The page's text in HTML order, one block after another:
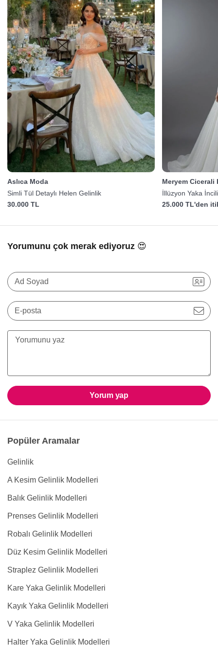
Aslıca Moda
Simli Tül Detaylı Helen Gelinlik
30.000 TL
Meryem Cicerali
İllüzyon Yaka
25.000 TL'den
Yorumunu çok merak ediyoruz 😍
Ad Soyad
E-posta
Yorum yap
Popüler Aramalar
Gelinlik
A Kesim Gelinlik Modelleri
Balık Gelinlik Modelleri
Prenses Gelinlik Modelleri
Robalı Gelinlik Modelleri
Düz Kesim Gelinlik Modelleri
Straplez Gelinlik Modelleri
Kare Yaka Gelinlik Modelleri
Kayık Yaka Gelinlik Modelleri
V Yaka Gelinlik Modelleri
Halter Yaka Gelinlik Modelleri